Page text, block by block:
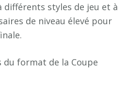
différents styles de jeu et à
de niveau élevé pour
du format de la Coupe